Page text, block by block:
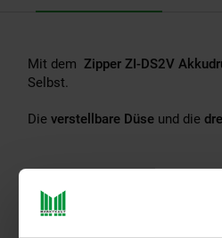
Mit dem Zipper ZI-DS2V
Selbst.
Die verstellbare Düse und die
Ein-/Ausschalter verhindert
Praktische Lanze für das